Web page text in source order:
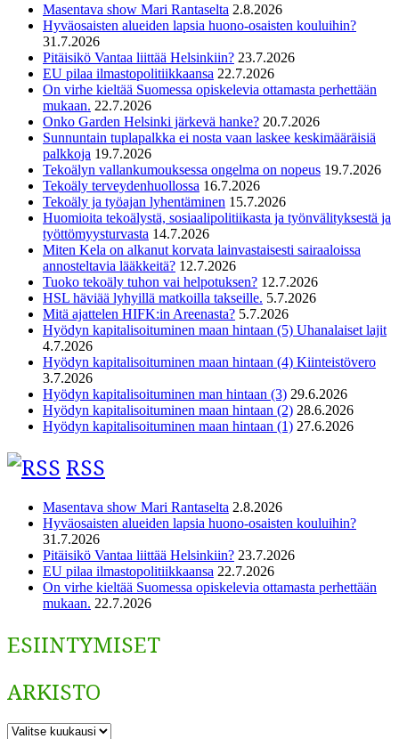
Masentava show Mari Rantaselta 2.8.2026
Hyväosaisten alueiden lapsia huono-osaisten kouluihin?
31.7.2026
Pitäisikö Vantaa liittää Helsinkiin? 23.7.2026
EU pilaa ilmastopolitiikkaansa 22.7.2026
On virhe kieltää Suomessa opiskelevia ottamasta perhettään
mukaan. 22.7.2026
Onko Garden Helsinki järkevä hanke? 20.7.2026
Sunnuntain tuplapalkka ei nosta vaan laskee keskimääräisiä
palkkoja 19.7.2026
Tekoälyn vallankumouksessa ongelma on nopeus 19.7.2026
Tekoäly terveydenhuollossa 16.7.2026
Tekoäly ja työajan lyhentäminen 15.7.2026
Huomioita tekoälystä, sosiaalipolitiikasta ja työnvälityksestä ja
työttömyysturvasta 14.7.2026
Miten Kela on alkanut korvata lainvastaisesti sairaaloissa
annosteltavia lääkkeitä? 12.7.2026
Tuoko tekoäly tuhon vai helpotuksen? 12.7.2026
HSL häviää lyhyillä matkoilla takseille. 5.7.2026
Mitä ajattelen HIFK:in Areenasta? 5.7.2026
Hyödyn kapitalisoituminen maan hintaan (5) Uhanalaiset lajit
4.7.2026
Hyödyn kapitalisoituminen maan hintaan (4) Kiinteistövero
3.7.2026
Hyödyn kapitalisoituminen man hintaan (3) 29.6.2026
Hyödyn kapitalisoituminen maan hintaan (2) 28.6.2026
Hyödyn kapitalisoituminen maan hintaan (1) 27.6.2026
RSS
Masentava show Mari Rantaselta 2.8.2026
Hyväosaisten alueiden lapsia huono-osaisten kouluihin?
31.7.2026
Pitäisikö Vantaa liittää Helsinkiin? 23.7.2026
EU pilaa ilmastopolitiikkaansa 22.7.2026
On virhe kieltää Suomessa opiskelevia ottamasta perhettään
mukaan. 22.7.2026
ESIINTYMISET
ARKISTO
ARKISTO